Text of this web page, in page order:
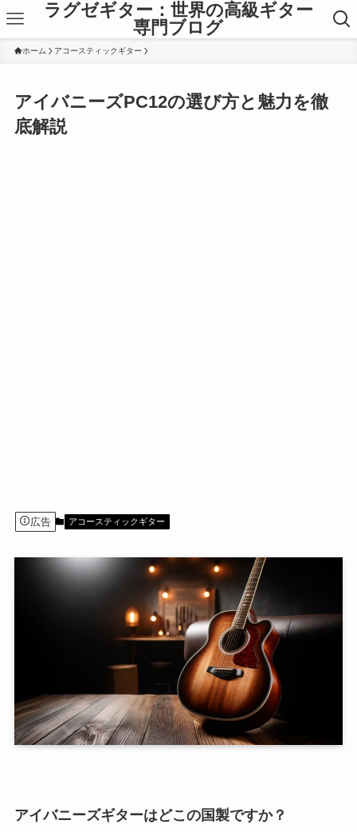
ラグゼギター：世界の高級ギター
専門ブログ
ホーム アコースティックギター
アイバニーズPC12の選び方と魅力を徹
底解説
広告 アコースティックギター
アイバニーズギターはどこの国製ですか？